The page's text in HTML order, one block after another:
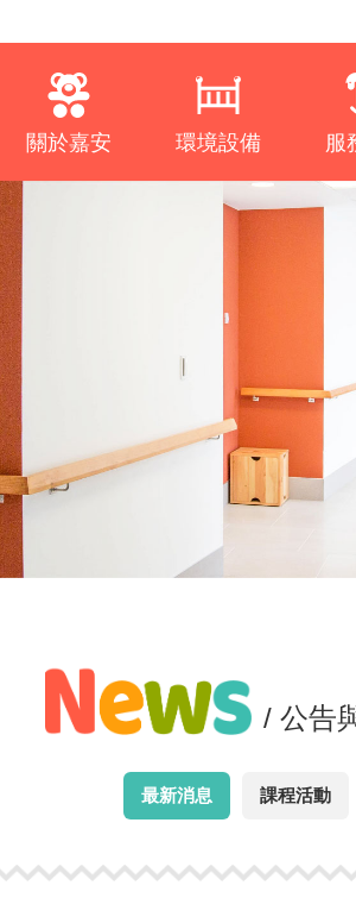
關於嘉安 環境設備 服
/ 公告
最新消息 課程活動